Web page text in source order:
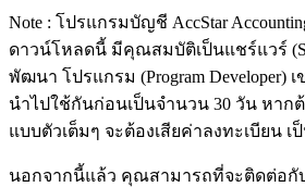
Note : โปรแกรมบัญชี AccStar
ดาวน์โหลดนี้ มีคุณสมบัติเป็นแชร์แวร์
พัฒนา โปรแกรม (Program Developer)
นำไปใช้กันก่อนเป็นจำนวน 30 วัน หาก
แบบตัวเต็มๆ จะต้องเสียค่าลงทะเบียน เ
นอกจากนี้แล้ว คุณสามารถที่จะติดต่อกั